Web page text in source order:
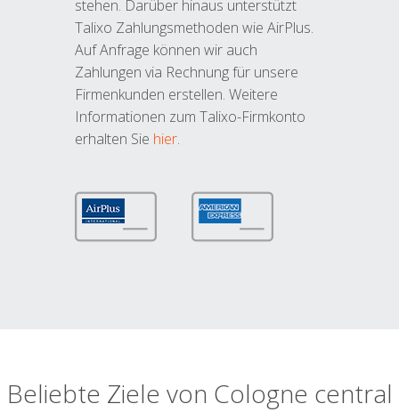
stehen. Darüber hinaus unterstützt
Talixo Zahlungsmethoden wie AirPlus.
Auf Anfrage können wir auch
Zahlungen via Rechnung für unsere
Firmenkunden erstellen. Weitere
Informationen zum Talixo-Firmkonto
erhalten Sie hier.
Beliebte Ziele von Cologne central